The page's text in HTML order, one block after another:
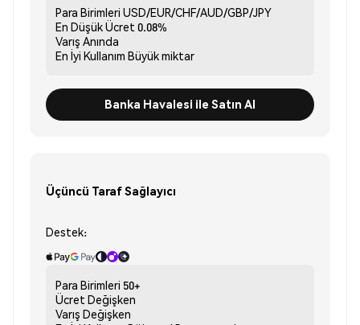
Para Birimleri USD/EUR/CHF/AUD/GBP/JPY
En Düşük Ücret 0.08%
Varış Anında
En İyi Kullanım Büyük miktar
Banka Havalesi ile Satın Al
Üçüncü Taraf Sağlayıcı
Destek:
Para Birimleri 50+
Ücret Değişken
Varış Değişken